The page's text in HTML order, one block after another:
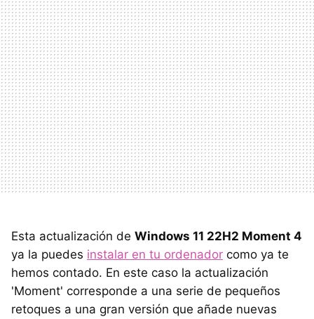
Esta actualización de Windows 11 22H2 Moment 4
ya la puedes instalar en tu ordenador como ya te
hemos contado. En este caso la actualización
'Moment' corresponde a una serie de pequeños
retoques a una gran versión que añade nuevas